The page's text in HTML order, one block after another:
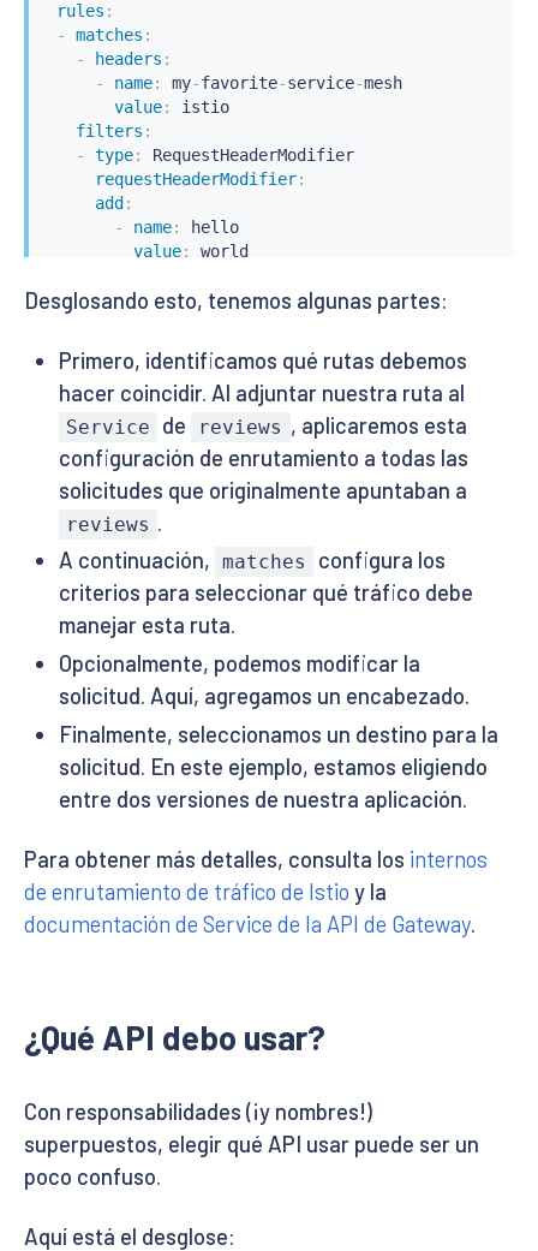
rules :
-
matches :
-
headers :
-
name: my-favorite-service-mesh
value:
istio
filters :
-
type:
RequestHeaderModifier
requestHeaderModifier:
add :
-
name:
hello
value:
world
- name: reviews-v2
- name: reviews-v1
port: 9080
Desglosando esto, tenemos algunas partes:
Primero, identificamos qué rutas debemos
hacer coincidir. Al adjuntar nuestra ruta al
Service de reviews , aplicaremos esta
configuración de enrutamiento a todas las
solicitudes que originalmente apuntaban a
reviews .
A continuación, matches
configura los
criterios para seleccionar qué tráfico debe
manejar esta ruta.
Opcionalmente, podemos modificar la
solicitud. Aquí, agregamos un encabezado.
Finalmente, seleccionamos un destino para la
solicitud. En este ejemplo, estamos eligiendo
entre dos versiones de nuestra aplicación.
Para obtener más detalles, consulta los internos
de enrutamiento de tráfico de Istio y la
documentación de Service de la API de Gateway.
¿Qué API debo usar?
Con responsabilidades (¡y nombres!)
superpuestos, elegir qué API usar puede ser un
poco confuso.
Aquí está el desglose: